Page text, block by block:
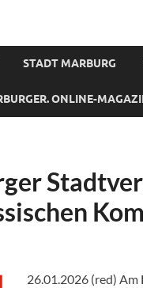
STADT MARBURG
ONLINE-
26.01.2026 (red) Am